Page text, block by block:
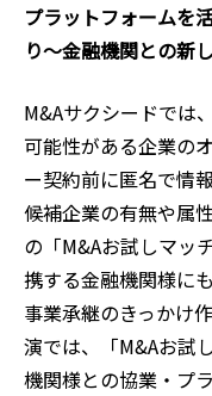
プラットフォームを
り〜金融機関との新
M&Aサクシードでは
可能性がある企業の
ー契約前に匿名で情
候補企業の有無や属
の「M&Aお試しマッ
携する金融機関様に
事業承継のきっかけ
演では、「M&Aお試
機関様との協業・プ